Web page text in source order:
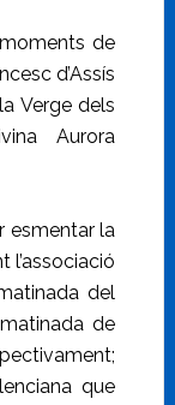
de
d’Assís
Verge dels
Aurora
esmentar la
l’associació
del
de
que